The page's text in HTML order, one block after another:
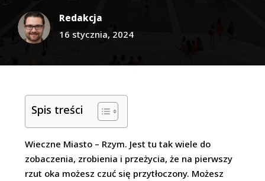
Redakcja
16 stycznia, 2024
Spis treści
Wieczne Miasto – Rzym. Jest tu tak wiele do
zobaczenia, zrobienia i przeżycia, że na pierwszy
rzut oka możesz czuć się przytłoczony. Możesz